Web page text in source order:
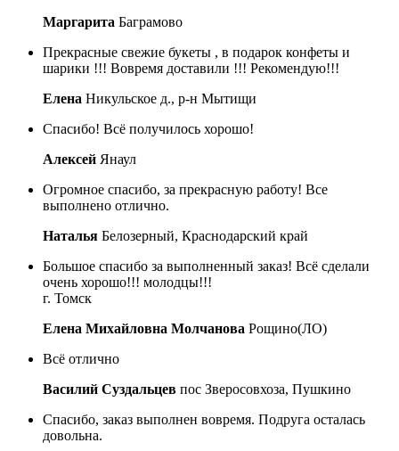
Маргарита Баграмово
Прекрасные свежие букеты , в подарок конфеты и
шарики !!! Вовремя доставили !!! Рекомендую!!!
Елена Никульское д., р-н Мытищи
Спасибо! Всё получилось хорошо!
Алексей Янаул
Огромное спасибо, за прекрасную работу! Все
выполнено отлично.
Наталья Белозерный, Краснодарский край
Большое спасибо за выполненный заказ! Всё сделали
очень хорошо!!! молодцы!!!
г. Томск
Елена Михайловна Молчанова Рощино(ЛО)
Всё отлично
Василий Суздальцев пос Зверосовхоза, Пушкино
Спасибо, заказ выполнен вовремя. Подруга осталась
довольна.